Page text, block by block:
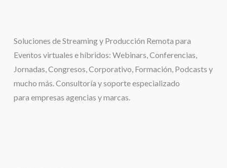
Soluciones deStreaming y Producción Remota para
Eventos virtuales e híbridos: Webinars, Conferencias,
Jornadas, Congresos, Corporativo, Formación, Podcasts y
mucho más. Consultoría y soporte especializado
para empresas agencias y marcas.